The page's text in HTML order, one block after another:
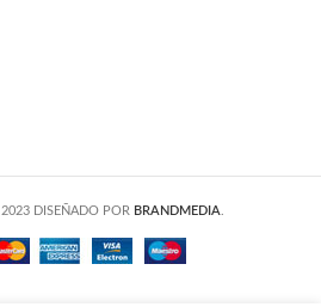
2023 DISEÑADO POR BRANDMEDIA.